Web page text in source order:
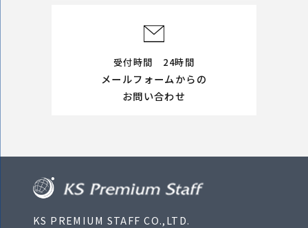
受付時間 24時間
メールフォームからの
お問い合わせ
KS PREMIUM STAFF CO.,LTD.